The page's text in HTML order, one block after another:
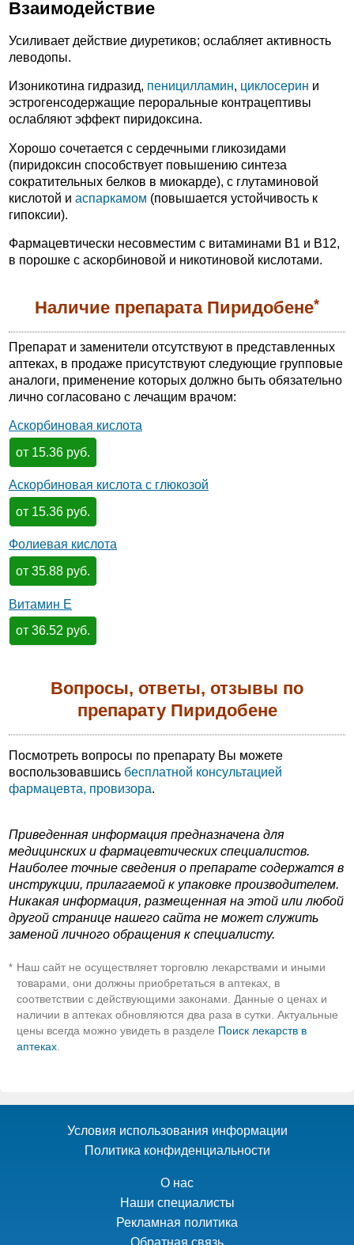
Взаимодействие
Усиливает действие диуретиков; ослабляет активность
леводопы.
Изоникотина гидразид, пеницилламин, циклосерин и
эстрогенсодержащие пероральные контрацептивы
ослабляют эффект пиридоксина.
Хорошо сочетается с сердечными гликозидами
(пиридоксин способствует повышению синтеза
сократительных белков в миокарде), с глутаминовой
кислотой и аспаркамом (повышается устойчивость к
гипоксии).
Фармацевтически несовместим с витаминами B1 и B12,
в порошке с аскорбиновой и никотиновой кислотами.
Наличие препарата Пиридобене*
Препарат и заменители отсутствуют в представленных
аптеках, в продаже присутствуют следующие групповые
аналоги, применение которых должно быть обязательно
лично согласовано с лечащим врачом:
Аскорбиновая кислота
от 15.36 руб.
Аскорбиновая кислота с глюкозой
от 15.36 руб.
Фолиевая кислота
от 35.88 руб.
Витамин Е
от 36.52 руб.
Вопросы, ответы, отзывы по
препарату Пиридобене
Посмотреть вопросы по препарату Вы можете
воспользовавшись бесплатной консультацией
фармацевта, провизора.
Приведенная информация предназначена для
медицинских и фармацевтических специалистов.
Наиболее точные сведения о препарате содержатся в
инструкции, прилагаемой к упаковке производителем.
Никакая информация, размещенная на этой или любой
другой странице нашего сайта не может служить
заменой личного обращения к специалисту.
* Наш сайт не осуществляет торговлю лекарствами и иными
товарами, они должны приобретаться в аптеках, в
соответствии с действующими законами. Данные о ценах и
наличии в аптеках обновляются два раза в сутки. Актуальные
цены всегда можно увидеть в разделе Поиск лекарств в
аптеках
Условия использования информации
Политика конфиденциальности
О нас
Наши специалисты
Рекламная политика
Обратная связь